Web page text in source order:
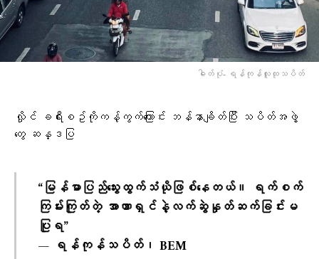
ဓါတ်ပုံ- ရန်ကုန်လူထုသပိတ်
လှိုင် ခရီးစဥ်ကိုကန့်ကွက်​ကြောင်း ဘန်နာချိတ်ပြီး သပိတ်အဖွဲ့​
တွေ ဆန္ဒပြ
“မြန်မာပြည်သွေးထွက်သံယိုဖြစ်နေတယ်။ ရက်စက်
ကြမ်းကြုတ်တဲ့ အာဏာရှင်နဲ့လက်ဆွဲနှုတ်ဆက်ခြင်းမ
ပြုရ”
— ရန်ကုန်သပိတ်၊ BEM